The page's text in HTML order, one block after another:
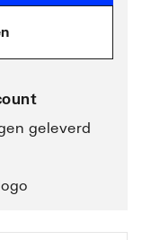
geleverd